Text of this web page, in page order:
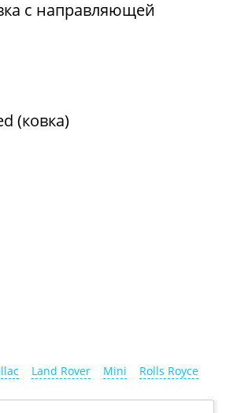
с направляющей
(ковка)
Land Rover Mini Rolls Royce